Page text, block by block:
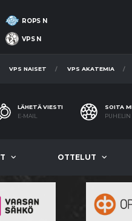
ROPS N
VPS N
VPS NAISET VPS AKATEMIA
LÄHETÄ VIESTI
E-MAIL
SOITA
PUHELIN
OTTELUT